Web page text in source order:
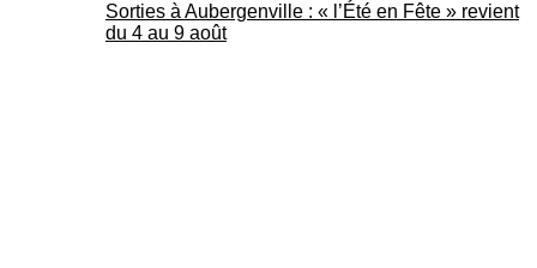
Sorties à Aubergenville : « l’Été en Fête » revient
du 4 au 9 août